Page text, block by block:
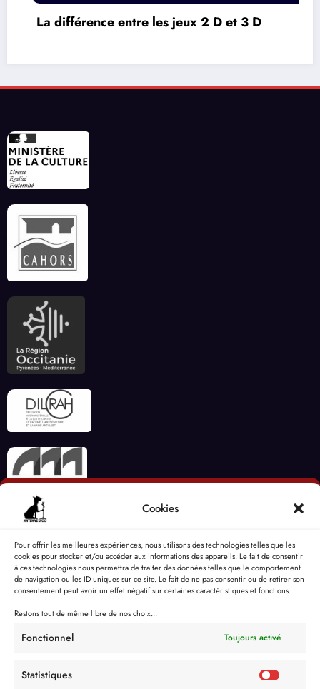
Cookies
Pour offrir les meilleures expériences, nous utilisons des technologies telles que les
cookies pour stocker et/ou accéder aux informations des appareils. Le fait de consentir
à ces technologies nous permettra de traiter des données telles que le comportement
de navigation ou les ID uniques sur ce site. Le fait de ne pas consentir ou de retirer son
consentement peut avoir un effet négatif sur certaines caractéristiques et fonctions.
Restons tout de même libre de nos choix...
Fonctionnel Toujours activé
Statistiques
entre les jeux 2 D et 3 D